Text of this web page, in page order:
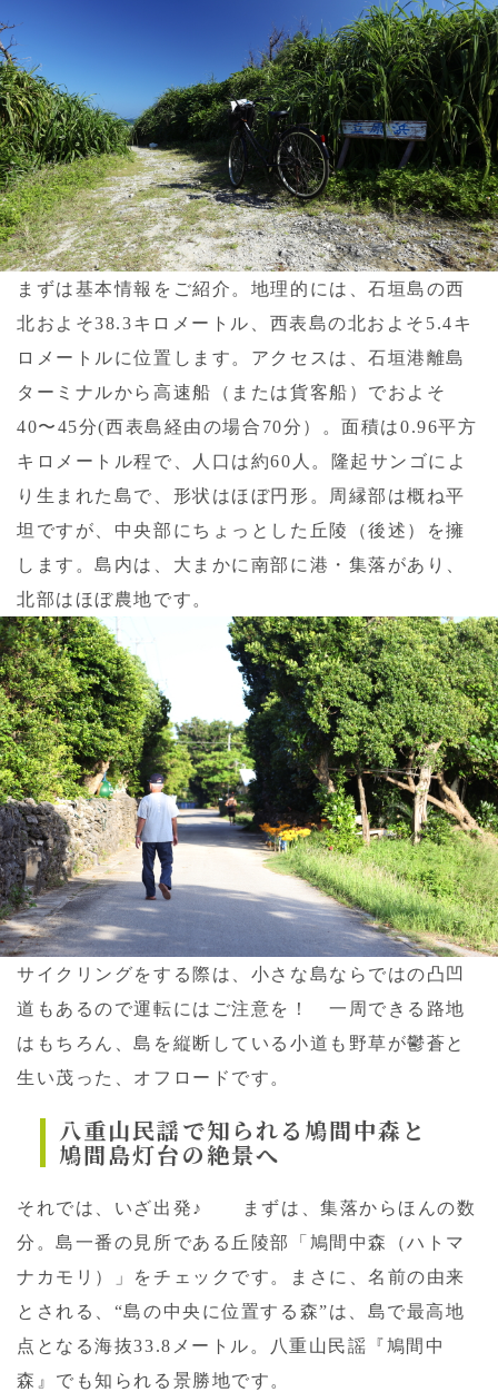
まずは基本情報をご紹介。地理的には、石垣島の西
北およそ38.3キロメートル、西表島の北およそ5.4キ
ロメートルに位置します。アクセスは、石垣港離島
ターミナルから高速船（または貨客船）でおよそ
40〜45分(西表島経由の場合70分）。面積は0.96平方
キロメートル程で、人口は約60人。隆起サンゴによ
り生まれた島で、形状はほぼ円形。周縁部は概ね平
坦ですが、中央部にちょっとした丘陵（後述）を擁
します。島内は、大まかに南部に港・集落があり、
北部はほぼ農地です。
サイクリングをする際は、小さな島ならではの凸凹
道もあるので運転にはご注意を！ 一周できる路地
はもちろん、島を縦断している小道も野草が鬱蒼と
生い茂った、オフロードです。
八重山民謡で知られる鳩間中森と
鳩間島灯台の絶景へ
それでは、いざ出発♪ まずは、集落からほんの数
分。島一番の見所である丘陵部「鳩間中森（ハトマ
ナカモリ）」をチェックです。まさに、名前の由来
とされる、“島の中央に位置する森”は、島で最高地
点となる海抜33.8メートル。八重山民謡『鳩間中
森』でも知られる景勝地です。